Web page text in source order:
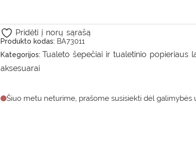
Produkto kodas: BA73011
Kategorijos: Tualeto šepečiai ir tualetinio popieriaus
aksesuarai
Šiuo metu neturime, prašome susisiekti dėl galimybės
Pridėti į norų sąrašą